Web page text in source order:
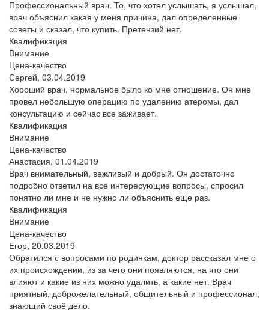
Профессиональный врач. То, что хотел услышать, я услышал,
врач объяснил какая у меня причина, дал определенные
советы и сказал, что купить. Претензий нет.
Квалификация
Внимание
Цена-качество
Сергей, 03.04.2019
Хороший врач, нормальное было ко мне отношение. Он мне
провел небольшую операцию по удалению атеромы, дал
консультацию и сейчас все заживает.
Квалификация
Внимание
Цена-качество
Анастасия, 01.04.2019
Врач внимательный, вежливый и добрый. Он достаточно
подробно ответил на все интересующие вопросы, спросил
понятно ли мне и не нужно ли объяснить еще раз.
Квалификация
Внимание
Цена-качество
Егор, 20.03.2019
Обратился с вопросами по родинкам, доктор рассказал мне о
их происхождении, из за чего они появляются, на что они
влияют и какие из них можно удалить, а какие нет. Врач
приятный, доброжелательный, общительный и профессионал,
знающий своё дело.